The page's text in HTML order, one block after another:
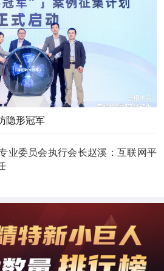
隐形冠军
业委员会执行会长赵溪：互联网平